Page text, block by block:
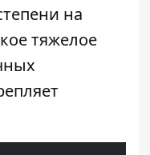
на
тяжелое